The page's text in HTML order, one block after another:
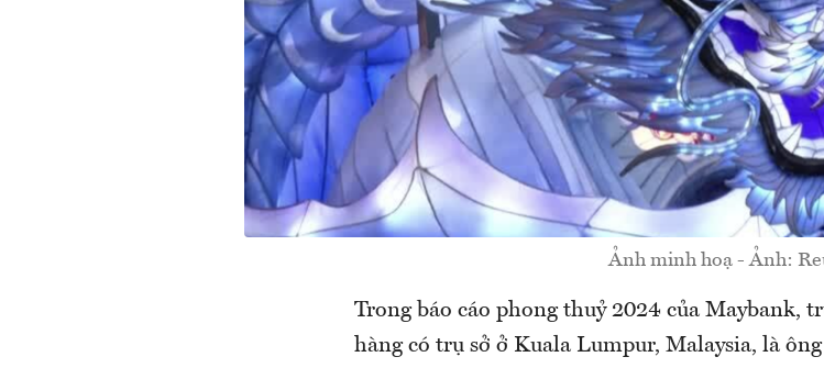
Ảnh minh hoạ - Ảnh:
Trong báo cáo phong thuỷ 2024 của Maybank,
hàng có trụ sở ở Kuala Lumpur, Malaysia, là